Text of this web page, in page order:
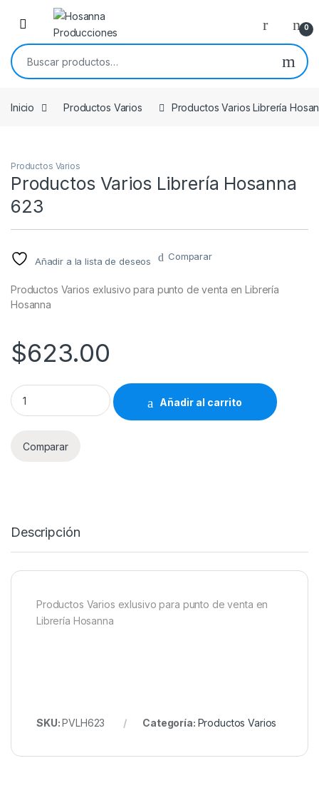
Skip to navigation
Skip to content
0
Buscar por:
Inicio Productos Varios Productos Varios Librería
Productos Varios
Productos Varios Librería Hosanna
623
Añadir a la lista de deseos Comparar
Productos Varios exlusivo para punto de venta en Librería
Hosanna
$623.00
Productos Varios Librería Hosanna 623 quantity
Añadir al carrito
Comparar
Descripción
Productos Varios exlusivo para punto de venta en
Librería Hosanna
SKU:PVLH623 Categoría: Productos Varios